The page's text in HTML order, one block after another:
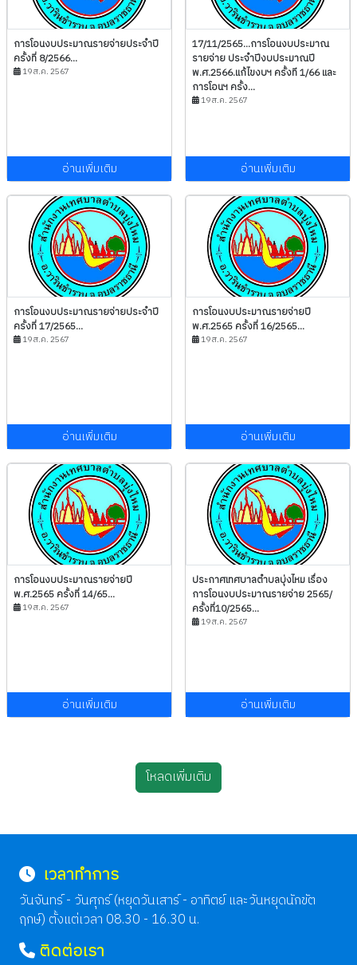
การโอนงบประมาณรายจ่ายประจำปี
ครั้งที่ 8/2566...
19 ส.ค. 2567
อ่านเพิ่มเติม
17/11/2565...การโอนงบประมาณ
รายจ่าย ประจำปีงบประมาณปี
พ.ศ.2566.แก้ไขงบฯ ครั้งที 1/66 และ
การโอนฯ ครั้ง...
19 ส.ค. 2567
อ่านเพิ่มเติม
การโอนงบประมาณรายจ่ายประจำปี
ครั้งที่ 17/2565...
19 ส.ค. 2567
อ่านเพิ่มเติม
การโอนงบประมาณรายจ่ายปี
พ.ศ.2565 ครั้งที่ 16/2565...
19 ส.ค. 2567
อ่านเพิ่มเติม
การโอนงบประมาณรายจ่ายปี
พ.ศ.2565 ครั้งที่ 14/65...
19 ส.ค. 2567
อ่านเพิ่มเติม
ประกาศเทศบาลตำบลบุ่งไหม เรื่อง
การโอนงบประมาณรายจ่าย 2565/
ครั้งที่10/2565...
19 ส.ค. 2567
อ่านเพิ่มเติม
โหลดเพิ่มเติม
เวลาทำการ
วันจันทร์ - วันศุกร์ (หยุดวันเสาร์ - อาทิตย์ และวันหยุดนักขัต
ฤกษ์) ตั้งแต่เวลา 08.30 - 16.30 น.
ติดต่อเรา